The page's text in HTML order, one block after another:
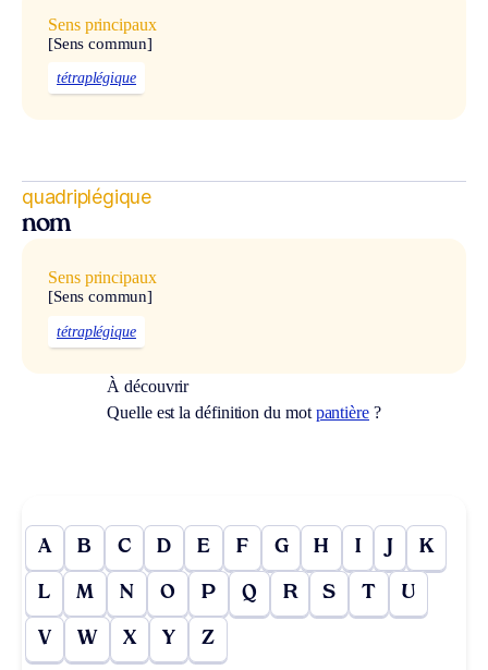
Sens principaux
[Sens commun]
tétraplégique
quadriplégique
nom
Sens principaux
[Sens commun]
tétraplégique
À découvrir
Quelle est la définition du mot pantière?
A B C D E F G H I J K
L M N O P Q R S T U
V W X Y Z